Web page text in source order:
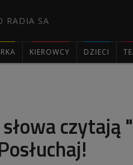
RADIA SA
KIEROWCY DZIECI
czytają